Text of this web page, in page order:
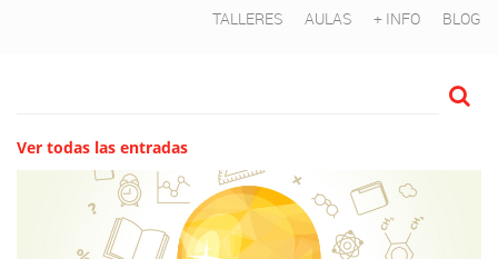
TALLERES
AULAS + INFO BLOG
Ver todas las entradas